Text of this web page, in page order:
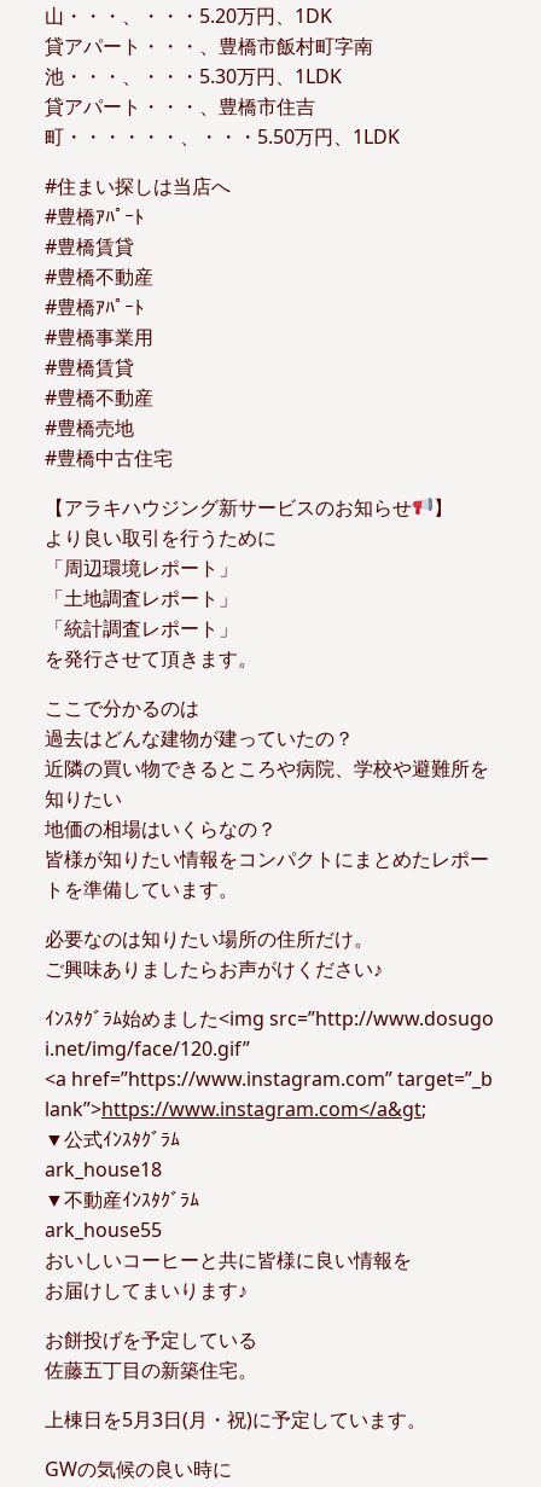
山・・・、・・・5.20万円、1DK
貸アパート・・・、豊橋市飯村町字南
池・・・、・・・5.30万円、1LDK
貸アパート・・・、豊橋市住吉
町・・・・・・、・・・5.50万円、1LDK
#住まい探しは当店へ
#豊橋ｱﾊﾟｰﾄ
#豊橋賃貸
#豊橋不動産
#豊橋ｱﾊﾟｰﾄ
#豊橋事業用
#豊橋賃貸
#豊橋不動産
#豊橋売地
#豊橋中古住宅
【アラキハウジング新サービスのお知らせ
】
より良い取引を行うために
「周辺環境レポート」
「土地調査レポート」
「統計調査レポート」
を発行させて頂きます。
ここで分かるのは
過去はどんな建物が建っていたの？
近隣の買い物できるところや病院、学校や避難所を
知りたい
地価の相場はいくらなの？
皆様が知りたい情報をコンパクトにまとめたレポー
トを準備しています。
必要なのは知りたい場所の住所だけ。
ご興味ありましたらお声がけください♪
ｲﾝｽﾀｸﾞﾗﾑ始めました<img src=”http://www.dosugo
i.net/img/face/120.gif”
<a href=”https://www.instagram.com” target=”_b
lank”>https://www.instagram.com</a&gt;
▼公式ｲﾝｽﾀｸﾞﾗﾑ
ark_house18
▼不動産ｲﾝｽﾀｸﾞﾗﾑ
ark_house55
おいしいコーヒーと共に皆様に良い情報を
お届けしてまいります♪
お餅投げを予定している
佐藤五丁目の新築住宅。
上棟日を5月3日(月・祝)に予定しています。
GWの気候の良い時に